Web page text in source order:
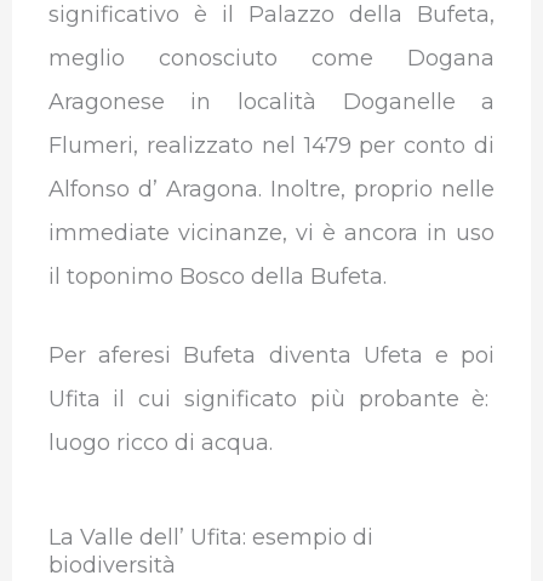
significativo è il Palazzo della Bufeta,
meglio conosciuto come Dogana
Aragonese in località Doganelle a
Flumeri, realizzato nel 1479 per conto di
Alfonso d’ Aragona. Inoltre, proprio nelle
immediate vicinanze, vi è ancora in uso
il toponimo Bosco della Bufeta.
Per aferesi Bufeta diventa Ufeta e poi
Ufita il cui significato più probante è:
luogo ricco di acqua.
La Valle dell’ Ufita: esempio di
biodiversità